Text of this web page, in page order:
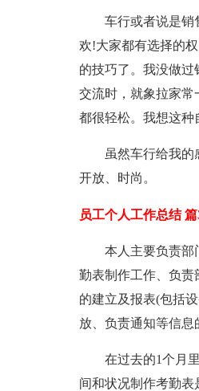
车行或者说是销
欢!大家都有选择的
的技巧了。我没做
交流时，就象拉家常
都很轻松。我想这种
虽然车行给我的
开放、时尚。
员工个人工作总结 篇
本人主要负责部
勤表制作工作、负责
的建立及报表(包括
放、负责通知等信息
在过去的1个月
间和状况制作考勤